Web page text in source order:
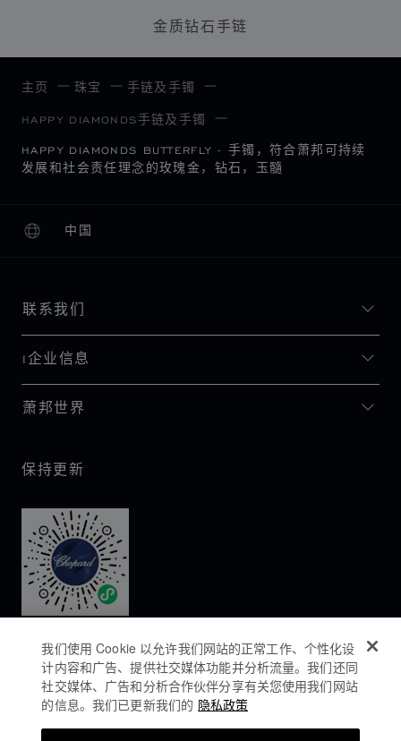
金质钻石手链
主页 珠宝 手链及手镯
HAPPY DIAMONDS手链及手镯
HAPPY DIAMONDS BUTTERFLY - 手镯，符合萧邦可持续
发展和社会责任理念的玫瑰金，钻石，玉髓
中国
本地化（更改国家/地区）
更改国家/地区
联系我们
I企业信息
萧邦世界
保持更新
我们使用 Cookie 以允许我们网站的正常工作、个性化设
计内容和广告、提供社交媒体功能并分析流量。我们还同
社交媒体、广告和分析合作伙伴分享有关您使用我们网站
的信息。我们已更新我们的 隐私政策